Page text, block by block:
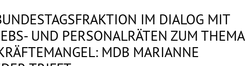
IM DIALOG MIT
UND PERSONALRÄTEN ZUM THEMA
MDB MARIANNE